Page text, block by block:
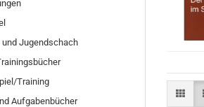
und Jugendschach
Training
Aufgabenbücher